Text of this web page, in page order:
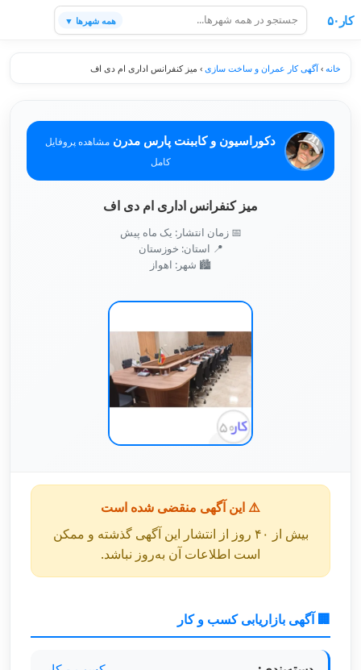
کار۵۰ همه شهرها ▼
خانه ›آگهی کار عمران و ساخت سازی › میز کنفرانس اداری ام دی اف
دکوراسیون و کاببنت پارس مدرن مشاهده پروفایل
کامل
میز کنفرانس اداری ام دی اف
📅 زمان انتشار: یک ماه پیش
📍 استان: خوزستان
🏙️ شهر: اهواز
⚠️ این آگهی منقضی شده است
بیش از ۴۰ روز از انتشار این آگهی گذشته و ممکن
است اطلاعات آن به‌روز نباشد.
🏢 آگهی بازاریابی کسب و کار